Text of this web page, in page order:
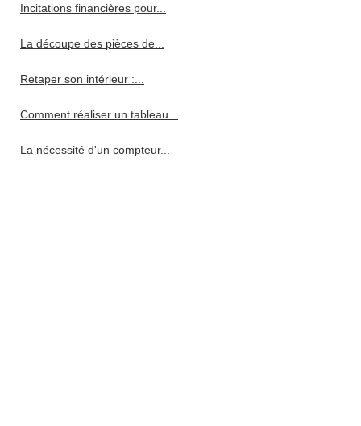
Incitations financières pour...
La découpe des pièces de...
Retaper son intérieur :...
Comment réaliser un tableau...
La nécessité d'un compteur...